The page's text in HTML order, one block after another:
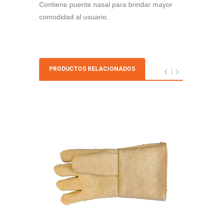
Contiene puente nasal para brindar mayor
comodidad al usuario.
PRODUCTOS RELACIONADOS